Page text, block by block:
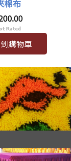
棉布
購物車